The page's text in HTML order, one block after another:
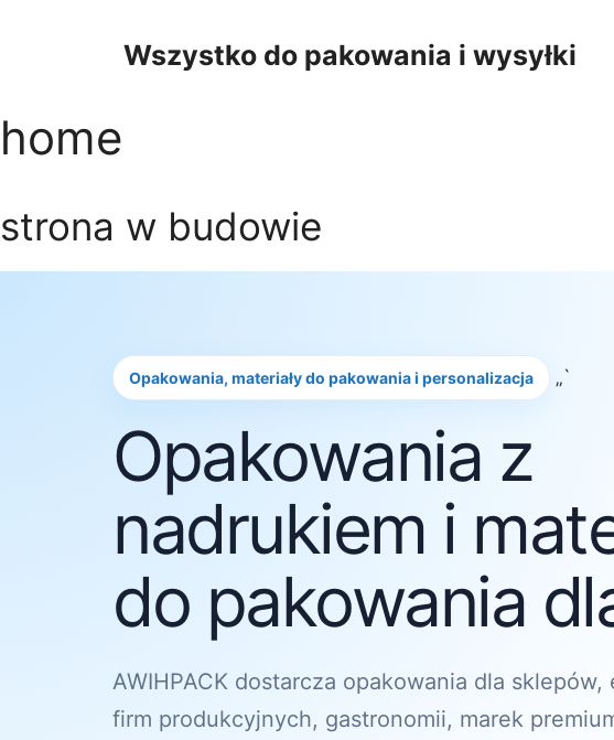
Wszystko do pakowania i wysyłki
home
strona w budowie
Opakowania, materiały do pakowania i personalizacja „`
Opakowania z
nadrukiem i
do pakowania
AWIHPACK dostarcza opakowania dla sklepów,
firm produkcyjnych, gastronomii, marek